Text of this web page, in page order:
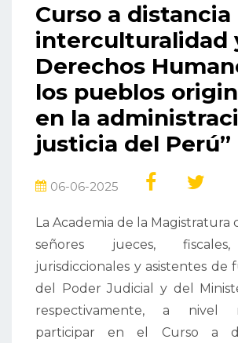
Curso a distancia
interculturalidad
Derechos
los pueblos
en la
justicia del Perú”
06-06-2025
La Academia de la Magistratura
señores jueces,
jurisdiccionales y asistentes de
del Poder Judicial y del
respectivamente, a nivel
participar en el Curso a